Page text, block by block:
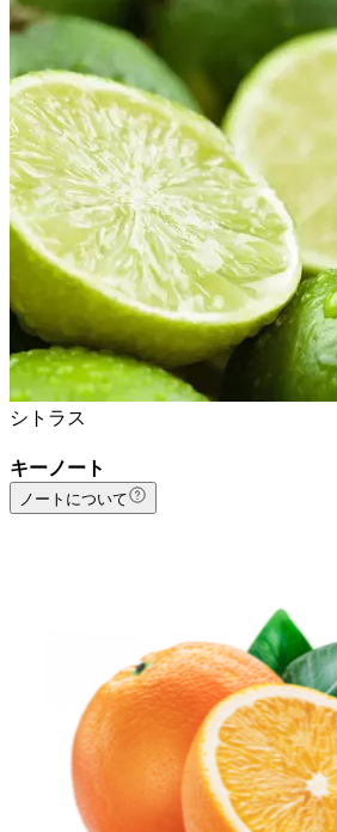
シトラス
キーノート
ノートについて